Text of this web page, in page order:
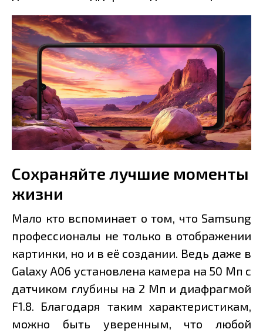
Сохраняйте лучшие моменты
жизни
Мало кто вспоминает о том, что Samsung
профессионалы не только в отображении
картинки, но и в её создании. Ведь даже в
Galaxy A06 установлена камера на 50 Мп с
датчиком глубины на 2 Мп и диафрагмой
F1.8. Благодаря таким характеристикам,
можно быть уверенным, что любой